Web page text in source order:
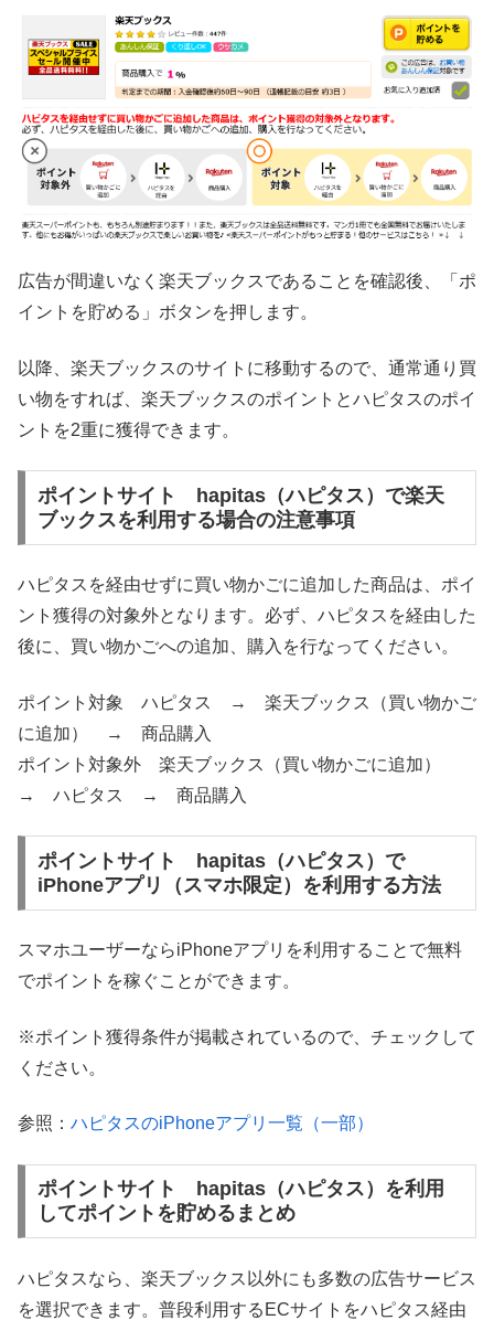
広告が間違いなく楽天ブックスであることを確認後、「ポ
イントを貯める」ボタンを押します。
以降、楽天ブックスのサイトに移動するので、通常通り買
い物をすれば、楽天ブックスのポイントとハピタスのポイ
ントを2重に獲得できます。
ポイントサイト hapitas（ハピタス）で楽天
ブックスを利用する場合の注意事項
ハピタスを経由せずに買い物かごに追加した商品は、ポイ
ント獲得の対象外となります。必ず、ハピタスを経由した
後に、買い物かごへの追加、購入を行なってください。
ポイント対象 ハピタス → 楽天ブックス（買い物かご
に追加） → 商品購入
ポイント対象外 楽天ブックス（買い物かごに追加）
→ ハピタス → 商品購入
ポイントサイト hapitas（ハピタス）で
iPhoneアプリ（スマホ限定）を利用する方法
スマホユーザーならiPhoneアプリを利用することで無料
でポイントを稼ぐことができます。
※ポイント獲得条件が掲載されているので、チェックして
ください。
参照： ハピタスのiPhoneアプリ一覧（一部）
ポイントサイト hapitas（ハピタス）を利用
してポイントを貯めるまとめ
ハピタスなら、楽天ブックス以外にも多数の広告サービス
を選択できます。普段利用するECサイトをハピタス経由